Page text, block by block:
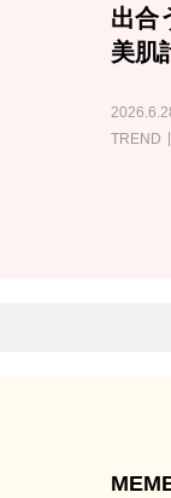
出合
美肌
TREND